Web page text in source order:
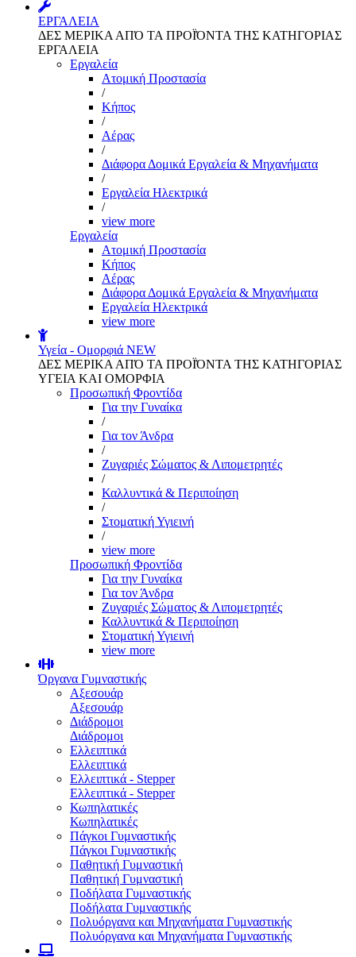
ΕΡΓΑΛΕΙΑ
ΔΕΣ ΜΕΡΙΚΑ ΑΠΌ ΤΑ ΠΡΟΪΌΝΤΑ ΤΗΣ ΚΑΤΗΓΟΡΙΑΣ
ΕΡΓΑΛΕΙΑ
Εργαλεία
Aτομική Προστασία
/
Kήπος
/
Αέρας
/
Διάφορα Δομικά Εργαλεία & Μηχανήματα
/
Εργαλεία Ηλεκτρικά
/
view more
Εργαλεία
Aτομική Προστασία
Kήπος
Αέρας
Διάφορα Δομικά Εργαλεία & Μηχανήματα
Εργαλεία Ηλεκτρικά
view more
Υγεία - Ομορφιά NEW
ΔΕΣ ΜΕΡΙΚΑ ΑΠΌ ΤΑ ΠΡΟΪΌΝΤΑ ΤΗΣ ΚΑΤΗΓΟΡΙΑΣ
ΥΓΕΙΑ ΚΑΙ ΟΜΟΡΦΙΑ
Προσωπική Φροντίδα
Για την Γυναίκα
/
Για τον Άνδρα
/
Ζυγαριές Σώματος & Λιπομετρητές
/
Καλλυντικά & Περιποίηση
/
Στοματική Υγιεινή
/
view more
Προσωπική Φροντίδα
Για την Γυναίκα
Για τον Άνδρα
Ζυγαριές Σώματος & Λιπομετρητές
Καλλυντικά & Περιποίηση
Στοματική Υγιεινή
view more
Όργανα Γυμναστικής
Αξεσουάρ
Αξεσουάρ
Διάδρομοι
Διάδρομοι
Ελλειπτικά
Ελλειπτικά
Ελλειπτικά - Stepper
Ελλειπτικά - Stepper
Κωπηλατικές
Κωπηλατικές
Πάγκοι Γυμναστικής
Πάγκοι Γυμναστικής
Παθητική Γυμναστική
Παθητική Γυμναστική
Ποδήλατα Γυμναστικής
Ποδήλατα Γυμναστικής
Πολυόργανα και Μηχανήματα Γυμναστικής
Πολυόργανα και Μηχανήματα Γυμναστικής